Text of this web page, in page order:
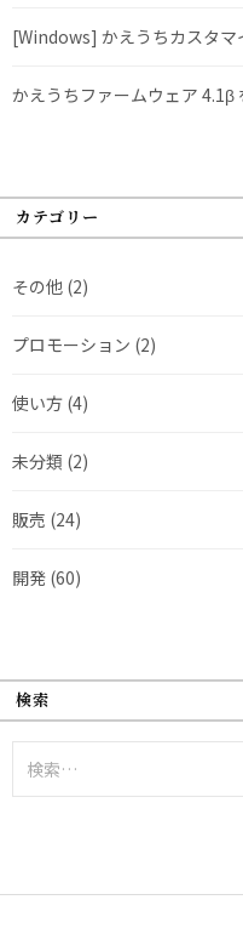
[Windows] かえうちカスタマ
かえうちファームウェア 4.1β
カテゴリー
その他 (2)
プロモーション (2)
使い方 (4)
未分類 (2)
販売 (24)
開発 (60)
検索
索: